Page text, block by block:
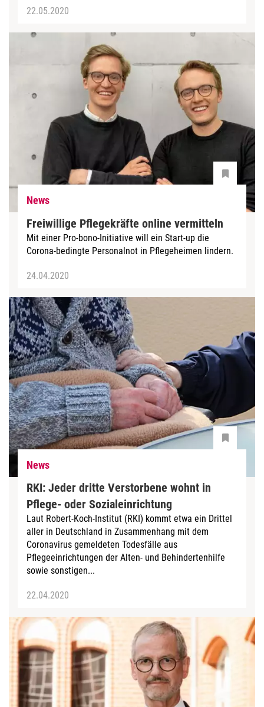
22.05.2020
News
Freiwillige Pflegekräfte online vermitteln
Mit einer Pro-bono-Initiative will ein Start-up die
Corona-bedingte Personalnot in Pflegeheimen lindern.
24.04.2020
News
RKI: Jeder dritte Verstorbene wohnt in
Pflege- oder Sozialeinrichtung
Laut Robert-Koch-Institut (RKI) kommt etwa ein Drittel
aller in Deutschland in Zusammenhang mit dem
Coronavirus gemeldeten Todesfälle aus
Pflegeeinrichtungen der Alten- und Behindertenhilfe
sowie sonstigen...
22.04.2020